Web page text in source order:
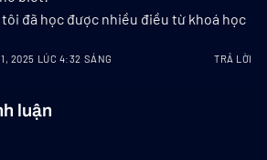
tôi đã học được nhiều điều từ khoá học
2025 LÚC 4:32 SÁNG TRẢ LỜI
luận